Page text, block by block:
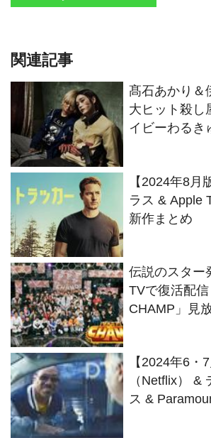
関連記事
髙石あかり＆
大ヒット殺し
イビーわるき
【2024年8月
ラス & Apple
新作まとめ
伝説のスター
TVで復活配信！ 「ジュ
CHAMP」見
【2024年6・
（Netflix） &
ス &